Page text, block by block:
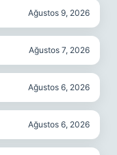
Ağustos 9, 2026
Ağustos 7, 2026
Ağustos 6, 2026
Ağustos 6, 2026